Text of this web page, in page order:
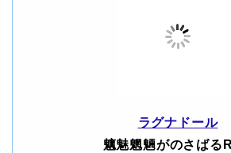
ラグナドール
魑魅魍魎がのさばる